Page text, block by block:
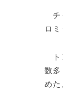
チ
ロ
ト
数多
めた